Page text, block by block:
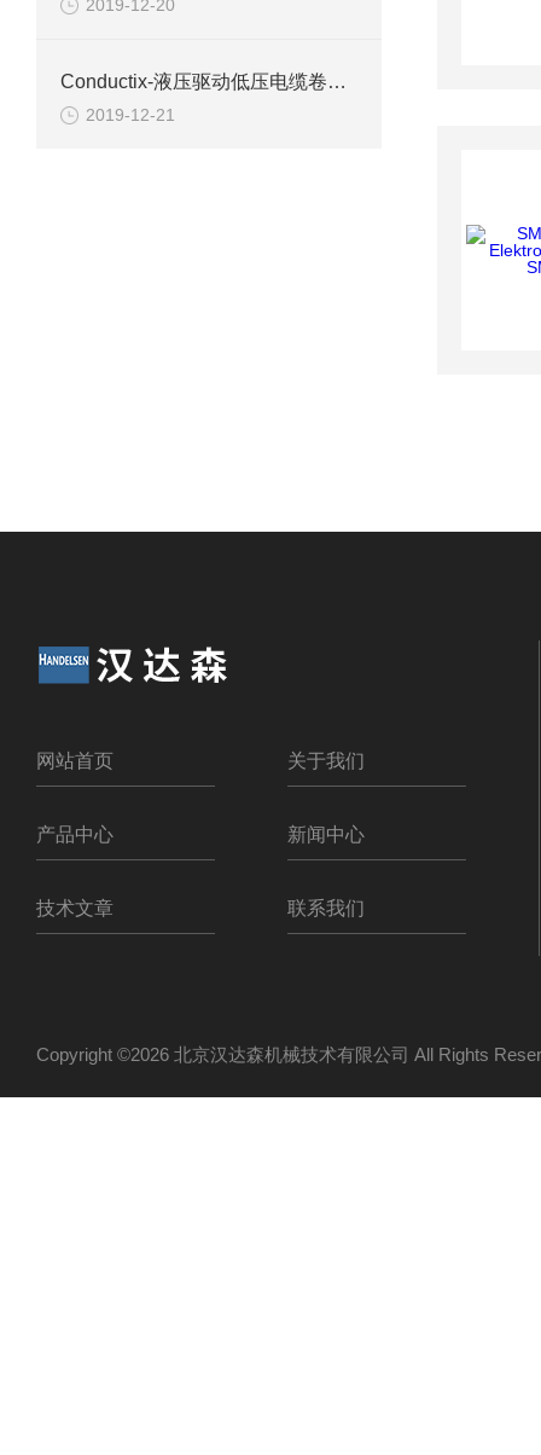
2019-12-20
Conductix-液压驱动低压电缆卷筒NAMI简介
2019-12-21
网站首页 关于我们
产品中心 新闻中心
技术文章 联系我们
Copyright ©2026 北京汉达森机械技术有限公司 All Rights